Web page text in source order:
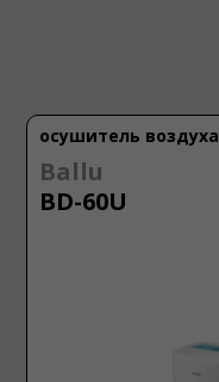
осушитель воздуха
Ballu
BD-60U